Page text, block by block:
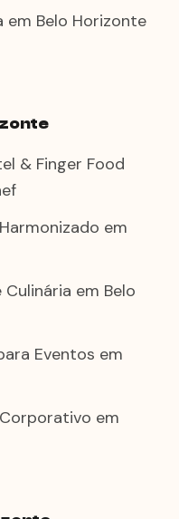
em Belo Horizonte
& Finger Food
em
em Belo
Eventos em
em